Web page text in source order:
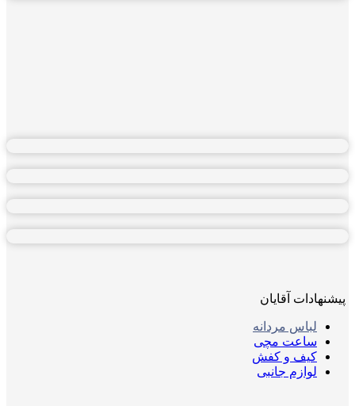
پیشنهادات آقایان
لباس مردانه
ساعت مچی
کیف و کفش
لوازم جانبی